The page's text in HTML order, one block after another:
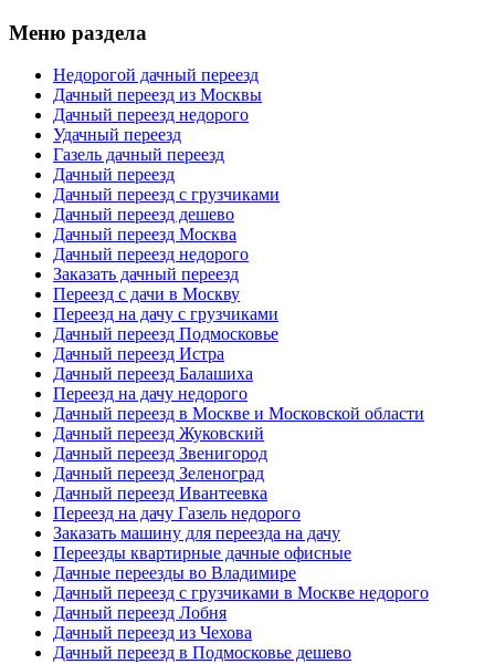
Меню раздела
Недорогой дачный переезд
Дачный переезд из Москвы
Дачный переезд недорого
Удачный переезд
Газель дачный переезд
Дачный переезд
Дачный переезд с грузчиками
Дачный переезд дешево
Дачный переезд Москва
Дачный переезд недорого
Заказать дачный переезд
Переезд с дачи в Москву
Переезд на дачу с грузчиками
Дачный переезд Подмосковье
Дачный переезд Истра
Дачный переезд Балашиха
Переезд на дачу недорого
Дачный переезд в Москве и Московской области
Дачный переезд Жуковский
Дачный переезд Звенигород
Дачный переезд Зеленоград
Дачный переезд Ивантеевка
Переезд на дачу Газель недорого
Заказать машину для переезда на дачу
Переезды квартирные дачные офисные
Дачные переезды во Владимире
Дачный переезд с грузчиками в Москве недорого
Дачный переезд Лобня
Дачный переезд из Чехова
Дачный переезд в Подмосковье дешево